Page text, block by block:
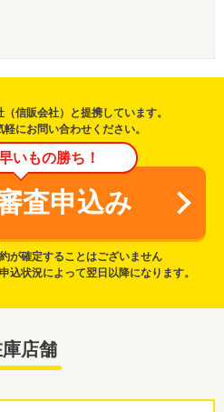
信販会社）と提携しています。
にお問い合わせください。
いもの勝ち！
査申込み
が確定することはございません
状況によって翌日以降になります。
店舗